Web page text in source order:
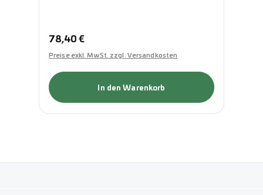
Regulärer Preis:
78,40 €
Preise exkl. MwSt. zzgl. Versandkosten
In den Warenkorb